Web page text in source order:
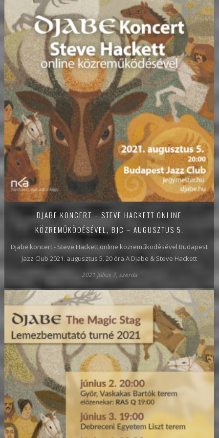
DJABE KONCERT – STEVE HACKETT ONLINE
KÖZREMŰKÖDÉSÉVEL, BJC – AUGUSZTUS 5.
Djabe koncert - Steve Hackett online közreműködésével Budapest
Jazz Club 2021. augusztus 5. 20 óra A Djabe & Steve Hackett
2021 július 7, szerda